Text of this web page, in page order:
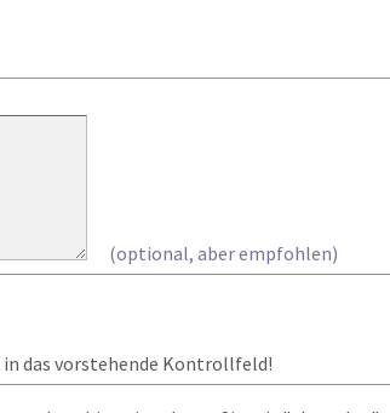
(optional, aber empfohlen)
das vorstehende Kontrollfeld!